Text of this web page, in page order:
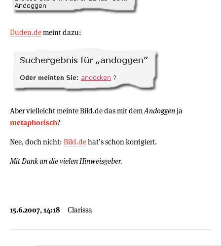
Duden.demeint dazu:
Aber vielleicht meinte Bild.de das mit dem Andoggenja
metaphorisch?
Nee, doch nicht: Bild.dehat’s schon korrigiert.
Mit Dank an die vielen Hinweisgeber.
15.6.2007, 14:18 Clarissa